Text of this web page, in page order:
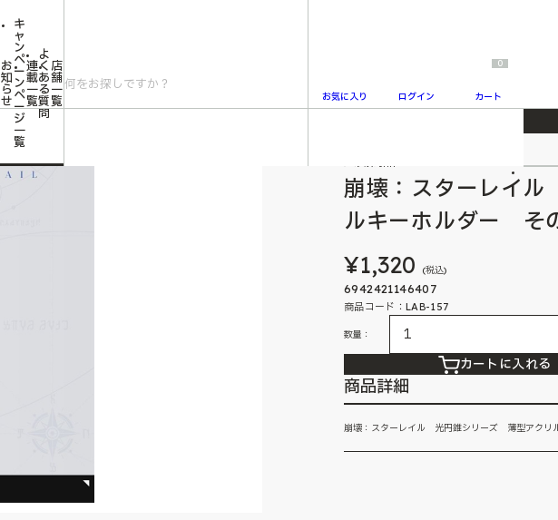
お
知
ら
せ
キ
ャ
ン
ペ
ー
ン
ペ
ー
ジ
一
覧
連
載
一
覧
よ
く
あ
る
質
問
店
舗
一
覧
お気に入り ログイン
0
カート
崩壊：スターレイル 光円錐シリーズ 薄型アクリルキーホルダー その一刻、目
崩壊：スターレイ
ルキーホルダー そ
¥1,320 (税込)
6942421146407
商品コード：LAB-157
数量：
カートに入れる
商品詳細
崩壊：スターレイル 光円錐シリーズ 薄型アク